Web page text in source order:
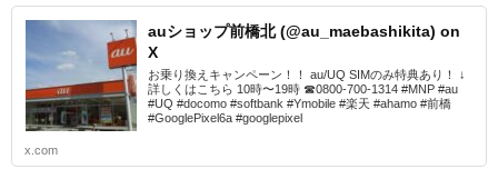
auショップ前橋北 (@au_maebashikita) on
X
お乗り換えキャンペーン！！ au/UQ SIMのみ特典あり！ ↓
詳しくはこちら 10時〜19時 ☎︎0800-700-1314 #MNP #au
#UQ #docomo #softbank #Ymobile #楽天 #ahamo #前橋
#GooglePixel6a #googlepixel
x.com